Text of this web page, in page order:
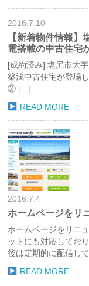
2016.7.10
【新着物件情報
電搭載の中古住宅
[成約済み] 塩尻市大
築浅中古住宅が登場
② […]
READ MORE
2016.7.4
ホームページをリ
ホームページをリニ
ットにも対応してお
後は定期的に配信し
READ MORE